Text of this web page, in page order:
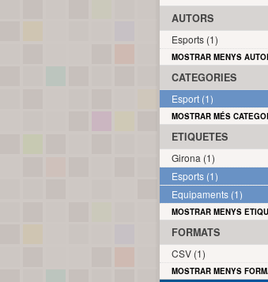
AUTORS
Esports (1)
MOSTRAR MENYS
CATEGORIES
Esport (1)
MOSTRAR MÉS
ETIQUETES
Girona (1)
Esports (1)
Equipaments (1)
MOSTRAR MENYS
FORMATS
CSV (1)
MOSTRAR MENYS